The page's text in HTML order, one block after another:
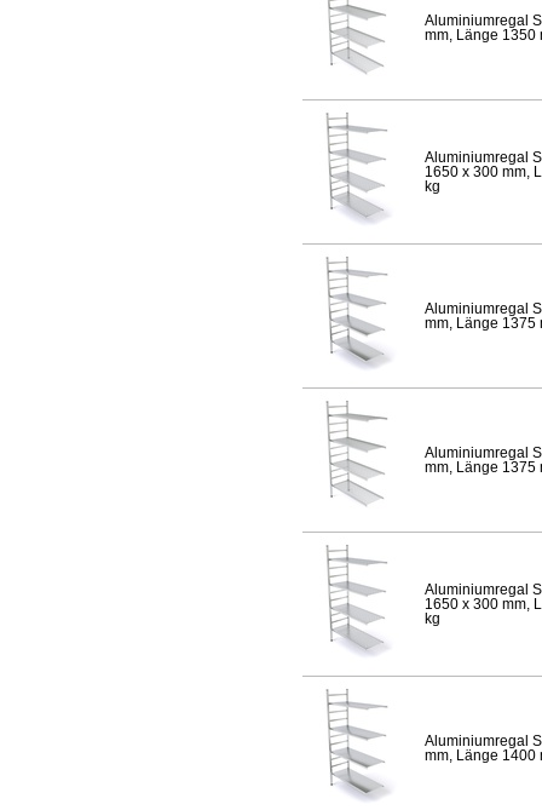
Aluminiumregal
mm, Länge 1350
Aluminiumregal
1650 x 300 mm,
kg
Aluminiumregal
mm, Länge 1375
Aluminiumregal
mm, Länge 1375
Aluminiumregal
1650 x 300 mm,
kg
Aluminiumregal
mm, Länge 1400